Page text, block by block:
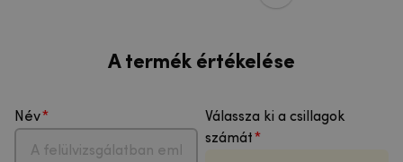
A termék értékelése
Név
Válassza ki a csillagok
számát